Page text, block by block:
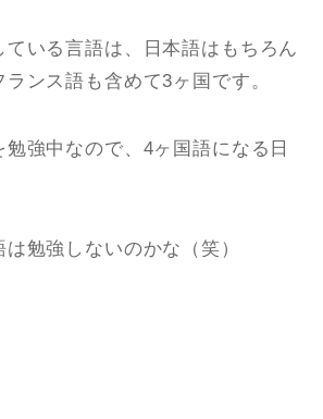
いる言語は、日本語はもちろん
ンス語も含めて3ヶ国です。
強中なので、4ヶ国語になる日
勉強しないのかな（笑）